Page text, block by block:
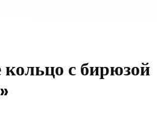
с бирюзой